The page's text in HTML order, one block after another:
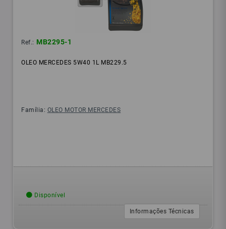
Ref.: MB2295-1
OLEO MERCEDES 5W40 1L MB229.5
Família: OLEO MOTOR MERCEDES
Disponível
Informações Técnicas